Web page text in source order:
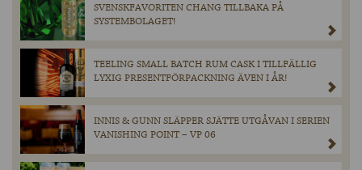
SVENSKFAVORITEN CHANG TILLBAKA PÅ
SYSTEMBOLAGET!
TEELING SMALL BATCH RUM CASK I TILLFÄLLIG
LYXIG PRESENTFÖRPACKNING ÄVEN I ÅR!
INNIS & GUNN SLÄPPER SJÄTTE UTGÅVAN I SERIEN
VANISHING POINT – VP 06